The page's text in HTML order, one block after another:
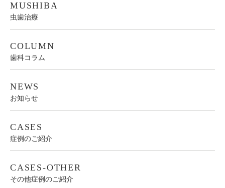
MUSHIBA
虫歯治療
COLUMN
歯科コラム
NEWS
お知らせ
CASES
症例のご紹介
CASES-OTHER
その他症例のご紹介